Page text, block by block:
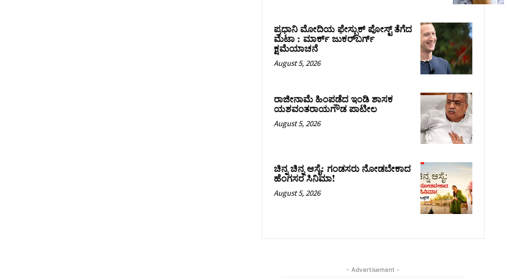
ಪ್ರಧಾನಿ ಮೋದಿಯ ಫೇಸ್ಬುಕ್‌ ಪೋಸ್ಟ್‌ ತೆಗೆದ
ಮೆಟಾ : ಮಾರ್ಕ್ ಜುಕರ್‌ಬರ್ಗ್
ಕ್ಷಮೆಯಾಚನೆ
August 5, 2026
ರಾಜೀನಾಮೆ ಹಿಂಪಡೆದ ಇಂಡಿ ಶಾಸಕ
ಯಶವಂತರಾಯಗೌಡ ಪಾಟೀಲ
August 5, 2026
ಚಿನ್ನ ಚಿನ್ನ ಆಸೈ: ಗಂಡಸರು ನೋಡಬೇಕಾದ
ಹೆಂಗಸರ ಸಿನಿಮಾ!
August 5, 2026
- Advertisement -